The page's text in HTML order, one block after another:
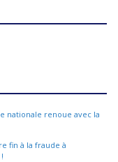
nationale renoue avec la
fin à la fraude à